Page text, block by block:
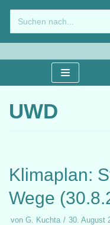
Zum
Inhalt
springen
UWD
Klimaplan:
Wege
von G. Kuchta 30. August